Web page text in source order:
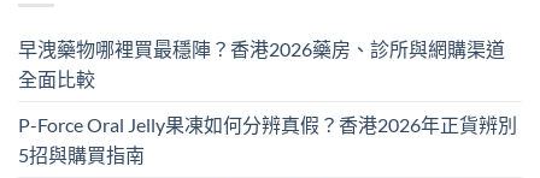
早洩藥物哪裡買最穩陣？香港2026藥房、診所與網購渠道
全面比較
P-Force Oral Jelly果凍如何分辨真假？香港2026年正貨辨別
5招與購買指南